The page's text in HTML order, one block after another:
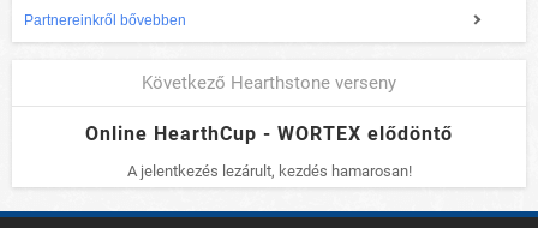
Partnereinkről bővebben
Következő Hearthstone verseny
Online HearthCup - WORTEX elődöntő
A jelentkezés lezárult, kezdés hamarosan!